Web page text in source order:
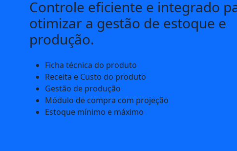
Controle eficiente e integrado
otimizar a gestão de estoque e
produção.
Ficha técnica do produto
Receita e Custo do produto
Gestão de produção
Módulo de compra com projeção
Estoque mínimo e máximo